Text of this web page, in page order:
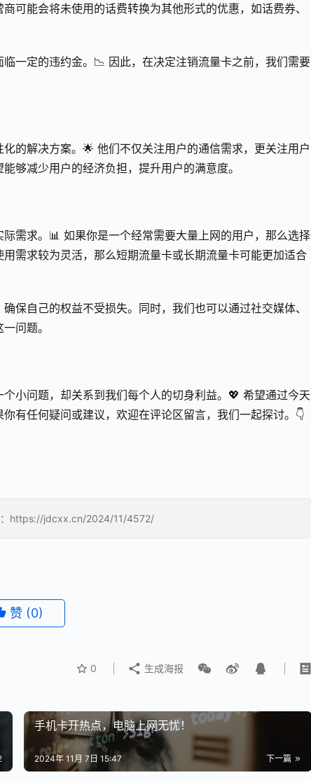
可能会将未使用的话费转换为其他形式的优惠，如话费券、
一定的违约金。📉 因此，在决定注销流量卡之前，我们需要
的解决方案。🌟 他们不仅关注用户的通信需求，更关注用户
够减少用户的经济负担，提升用户的满意度。
需求。📊 如果你是一个经常需要大量上网的用户，那么选择
需求较为灵活，那么短期流量卡或长期流量卡可能更加适合
保自己的权益不受损失。同时，我们也可以通过社交媒体、
问题。
小问题，却关系到我们每个人的切身利益。💖 希望通过今天
有任何疑问或建议，欢迎在评论区留言，我们一起探讨。👇
：https://jdcxx.cn/2024/11/4572/
赞 (0)
0 生成海报
手机卡开热点，电脑上网无忧！
下一篇
2024年 11月 7日 15:47